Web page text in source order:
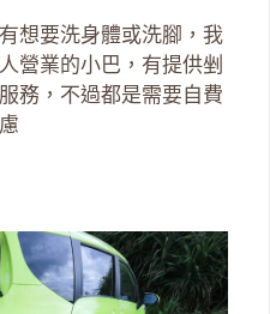
想要洗身體或洗腳，我
營業的小巴，有提供剉
務，不過都是需要自費